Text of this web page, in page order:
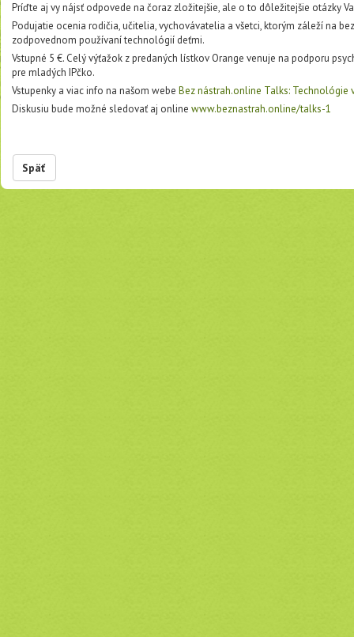
Príďte aj vy nájsť odpovede na čoraz zložitejšie, ale o to dôležitejšie otázky
Podujatie ocenia rodičia, učitelia, vychovávatelia a všetci, ktorým záleží na
zodpovednom používaní technológií deťmi.
Vstupné 5 €. Celý výťažok z predaných lístkov Orange venuje na podporu
pre mladých IPčko.
Vstupenky a viac info na našom webeBez nástrah.online Talks: Technológie
Diskusiu bude možné sledovať aj onlinewww.beznastrah.online/talks-1
Späť